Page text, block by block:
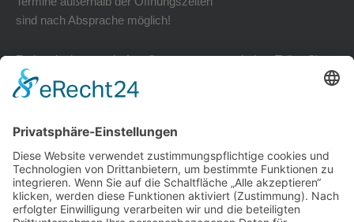
sind nach Absprache möglich!
Zudem ist immer ein Anrufbeantworter geschaltet. Teilen Sie
uns Ihr Anliegen mit und wir kümmern uns schnellstmöglich
darum.
Kontakt zu uns
+49 30 31 56 71 83